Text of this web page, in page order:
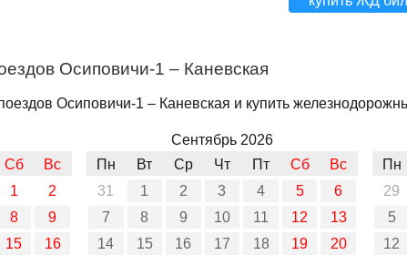
Осиповичи-1 – Каневская
Осиповичи-1 – Каневская и купить
Сб
Вс
1
2
8
9
15
16
Сентябрь 2026
Пн
Вт Ср Чт Пт Сб
Вс
31
1 2 3 4 5
6
7
8 9 10 11 12
13
14
15 16 17 18 19
20
Пн
29
5
12